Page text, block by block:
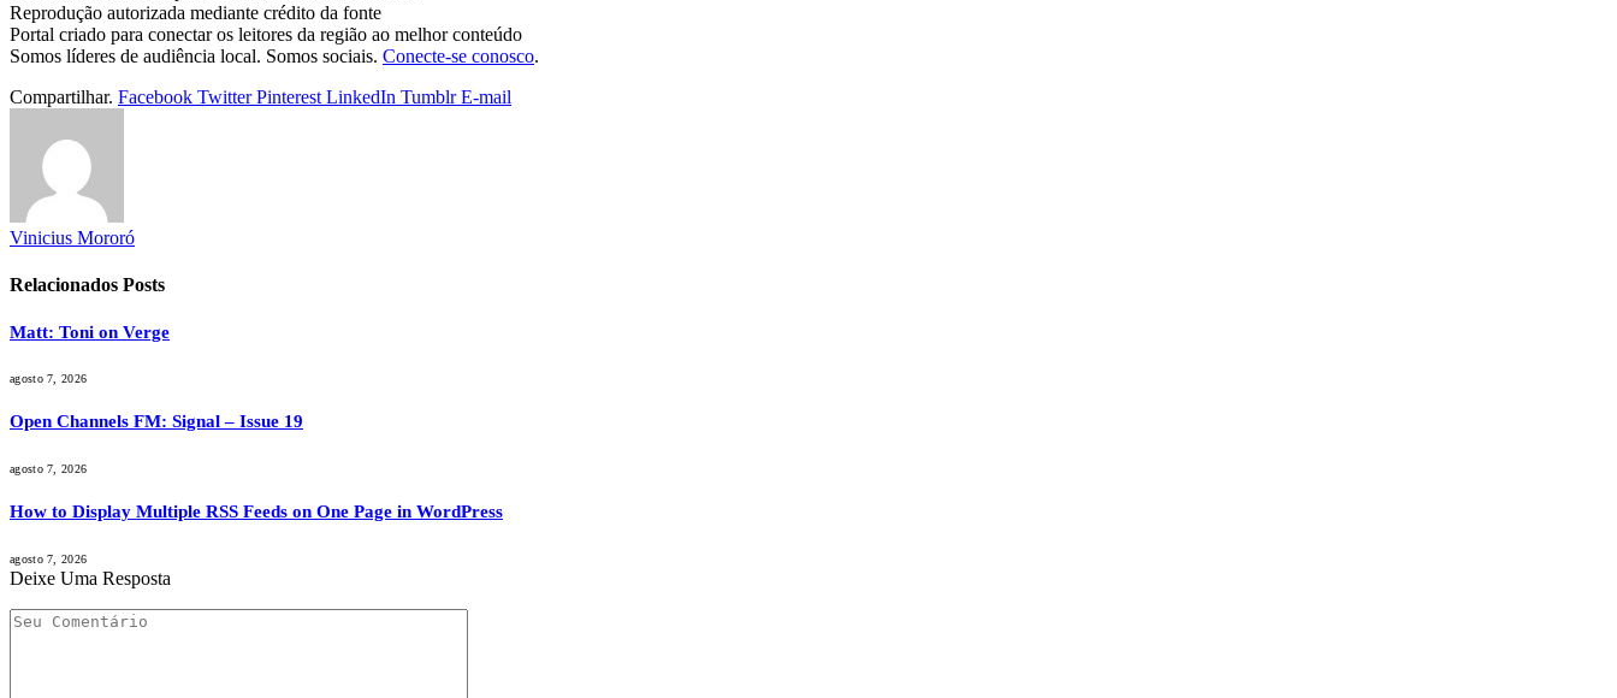
Reprodução autorizada mediante crédito da fonte
Portal criado para conectar os leitores da região ao melhor conteúdo
Somos líderes de audiência local. Somos sociais. Conecte-se conosco.
Compartilhar. Facebook Twitter Pinterest LinkedIn Tumblr E-mail
Vinicius Mororó
Relacionados Posts
Matt: Toni on Verge
agosto 7, 2026
Open Channels FM: Signal – Issue 19
agosto 7, 2026
How to Display Multiple RSS Feeds on One Page in WordPress
agosto 7, 2026
Deixe Uma Resposta